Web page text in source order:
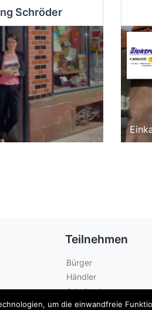
Schröder
Teilnehmen
Bürger
Händler
Arbeitgeber
Städte
um die einwandfreie